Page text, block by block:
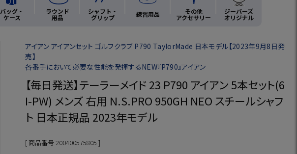
バッグ・
ケース
ラウンド
用品
シャフト・
グリップ 練習用品 その他
アクセサリー
ジーパーズ
オリジナル
アイアン アイアンセット ゴルフクラブ P790 TaylorMade 日本モデル【2023年9月8日発
売】
各番手において必要な性能を発揮するNEW『P790』アイアン
【毎日発送】テーラーメイド 23 P790 アイアン 5本セット(6
I-PW) メンズ 右用 N.S.PRO 950GH NEO スチールシャフ
ト 日本正規品 2023年モデル
商品番号200400575805